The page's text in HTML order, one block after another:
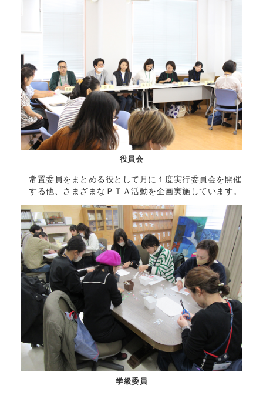
役員会
常置委員をまとめる役として月に１度実行委員会を開催
する他、さまざまなＰＴＡ活動を企画実施しています。
学級委員